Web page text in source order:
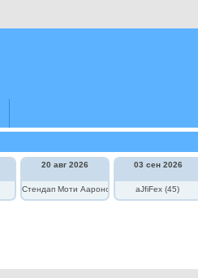
20 авг 2026
Стендап Моти Аароновича
03 сен 2026
aJfiFex (45)